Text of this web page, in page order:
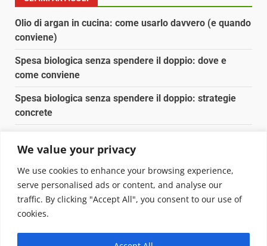
We value your privacy
We use cookies to enhance your browsing experience,
serve personalised ads or content, and analyse our
traffic. By clicking "Accept All", you consent to our use of
cookies.
articoli
Olio di argan in cucina: come usarlo davvero (e quando
conviene)
Spesa biologica senza spendere il doppio: dove e
come conviene
Spesa biologica senza spendere il doppio: strategie
concrete
Pulizia naturale della casa: 3 ingredienti che
sostituiscono 10 prodotti chimici
Copyright © 2025 Biopianeta.it proprietà di Jws Media
Questo blog non è una testata giornalistica, in quanto